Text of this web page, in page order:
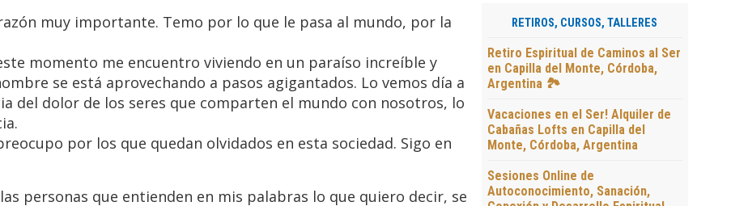
muy importante. Temo por lo que le pasa al mundo, por la
momento me encuentro viviendo en un paraíso increíble y
se está aprovechando a pasos agigantados. Lo vemos día a
del dolor de los seres que comparten el mundo con nosotros, lo
por los que quedan olvidados en esta sociedad. Sigo en
personas que entienden en mis palabras lo que quiero decir, se
RETIROS, CURSOS, TALLERES
Retiro Espiritual de Caminos al Ser
en Capilla del Monte, Córdoba,
Argentina 🏞️
Vacaciones en el Ser! Alquiler de
Cabañas Lofts en Capilla del
Monte, Córdoba, Argentina
Sesiones Online de
Autoconocimiento, Sanación,